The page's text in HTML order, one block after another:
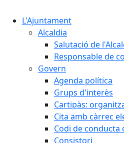
L'Ajuntament
Alcaldia
Salutació de
Responsable de
Govern
Agenda política
Grups d'interès
Cartipàs:
Cita amb càrrec
Codi de conducta
Consistori